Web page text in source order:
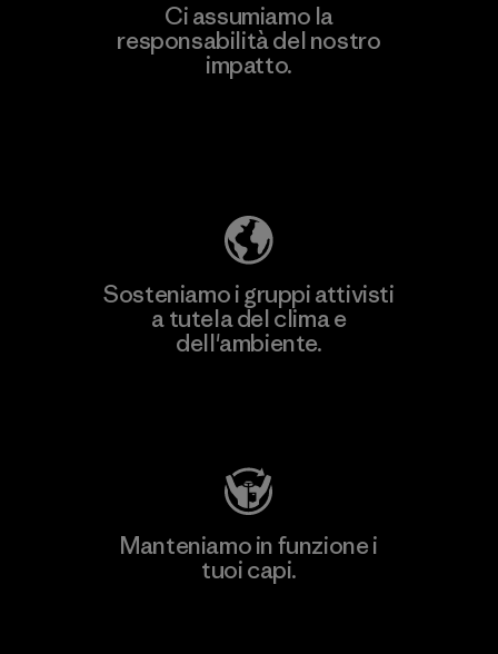
Scopri di più
Ci assumiamo la
responsabilità del nostro
impatto.
Sosteniamo i gruppi attivisti
a tutela del clima e
dell'ambiente.
Manteniamo in funzione i
tuoi capi.